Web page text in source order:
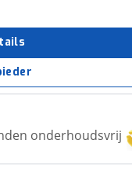
onderhoudsvrij